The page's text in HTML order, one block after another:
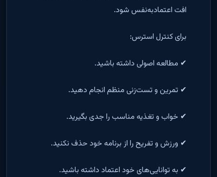
افت اعتمادبه‌نفس شود.
برای کنترل استرس:
✔ مطالعه اصولی داشته باشید.
✔ تمرین و تست‌زنی منظم انجام دهید.
✔ خواب و تغذیه مناسب را جدی بگیرید.
✔ ورزش و تفریح را از برنامه خود حذف نکنید.
✔ به توانایی‌های خود اعتماد داشته باشید.